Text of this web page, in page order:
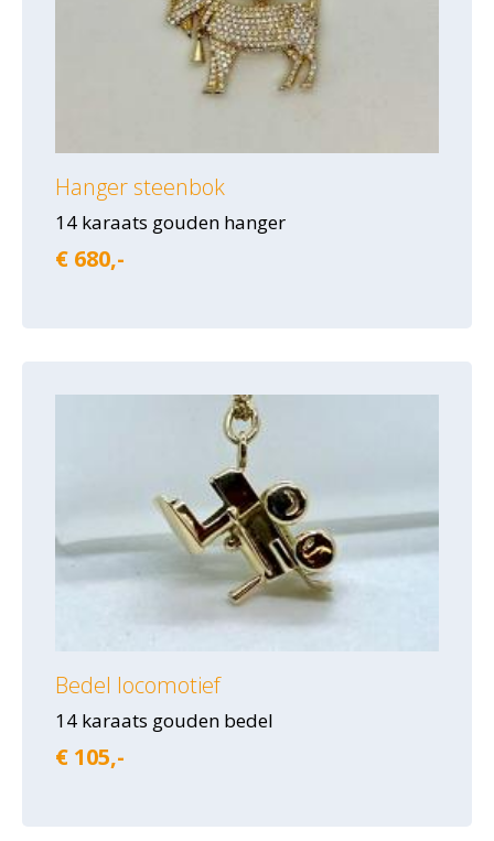
Hanger steenbok
14 karaats gouden hanger
€ 680,-
Bedel locomotief
14 karaats gouden bedel
€ 105,-